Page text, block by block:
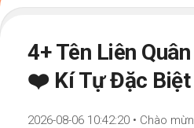
4+ Tên Liên
❤️ Kí Tự Đặc Biệt
2026-08-06 10:42:20 • Chào